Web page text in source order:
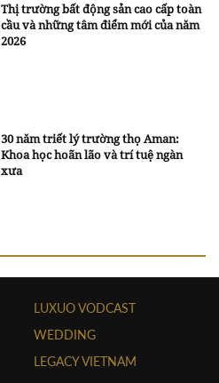
Thị trường bất động sản cao cấp toàn
cầu và những tâm điểm mới của năm
2026
30 năm triết lý trường thọ Aman:
Khoa học hoãn lão và trí tuệ ngàn
xưa
LUXUO VODCAST
WEDDING
LEGACY VIETNAM